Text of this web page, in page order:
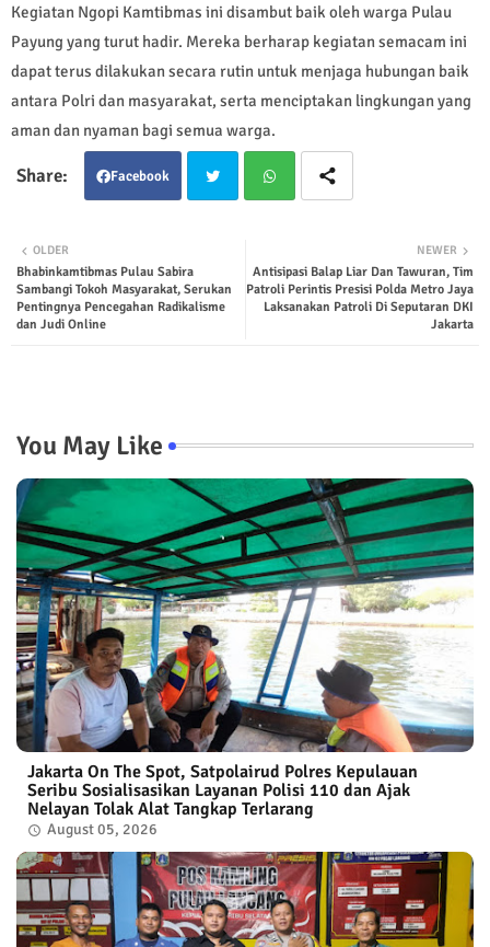
Kegiatan Ngopi Kamtibmas ini disambut baik oleh warga Pulau
Payung yang turut hadir. Mereka berharap kegiatan semacam ini
dapat terus dilakukan secara rutin untuk menjaga hubungan baik
antara Polri dan masyarakat, serta menciptakan lingkungan yang
aman dan nyaman bagi semua warga.
Facebook
tsap
NEWER
Antisipasi Balap Liar Dan Tawuran, Tim
Patroli Perintis Presisi Polda Metro Jaya
Laksanakan Patroli Di Seputaran DKI
Jakarta
OLDER
Bhabinkamtibmas Pulau Sabira
Sambangi Tokoh Masyarakat, Serukan
Pentingnya Pencegahan Radikalisme
dan Judi Online
You May Like
Jakarta On The Spot, Satpolairud Polres Kepulauan
Seribu Sosialisasikan Layanan Polisi 110 dan Ajak
Nelayan Tolak Alat Tangkap Terlarang
August 05, 2026